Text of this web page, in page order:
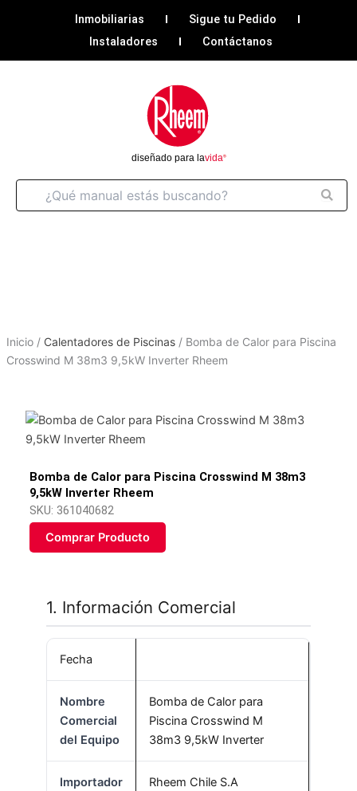
Inmobiliarias
Sigue tu Pedido
Instaladores
Contáctanos
Inicio/ Calentadores de Piscinas / Bomba de Calor para Piscina
Crosswind M 38m3 9,5kW Inverter Rheem​
Bomba de Calor para Piscina Crosswind M 38m3
9,5kW Inverter Rheem​
SKU: 361040682
Comprar Producto
1. Información Comercial
Fecha
Nombre
Comercial
del Equipo
Bomba de Calor para
Piscina Crosswind M
38m3 9,5kW Inverter
Importador Rheem Chile S.A